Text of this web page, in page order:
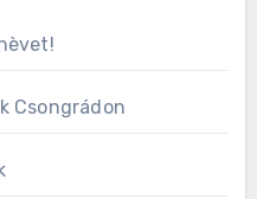
Csongrádon